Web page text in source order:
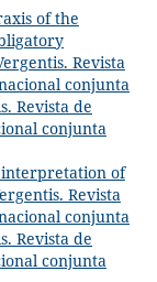
of the
Revista
conjunta
Revista de
conjunta
of
Revista
conjunta
Revista de
conjunta